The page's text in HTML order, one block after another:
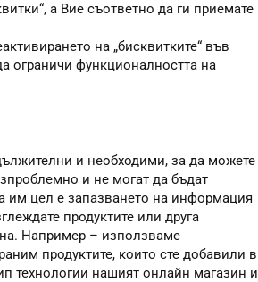
а Вие съответно да ги приемате
на „бисквитките“ във
ограничи функционалността на
и необходими, за да можете
и не могат да бъдат
им цел е запазването на информация
продуктите или друга
Например – използваме
продуктите, които сте добавили в
технологии нашият онлайн магазин и